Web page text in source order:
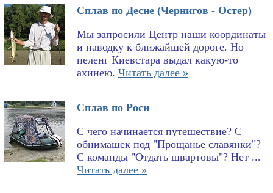
Сплав по Десне (Чернигов - Остер)
Мы запросили Центр наши координаты
и наводку к ближайшей дороге. Но
пеленг Киевстара выдал какую-то
ахинею. Читать далее »
Сплав по Роси
С чего начинается путешествие? С
обнимашек под "Прощанье славянки"?
С команды "Отдать швартовы"? Нет ...
Читать далее »